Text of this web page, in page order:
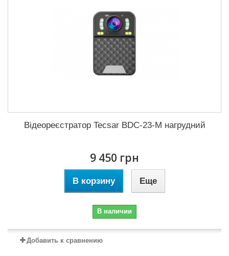
Відеореєстратор Tecsar BDC-23-M нагрудний
9 450 грн
В корзину Еще
В наличии
Добавить к сравнению